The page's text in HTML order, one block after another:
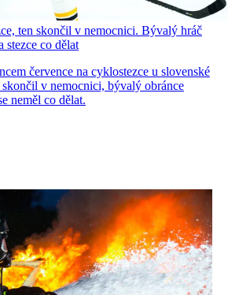
ten skončil v nemocnici. Bývalý hráč
stezce co dělat
července na cyklostezce u slovenské
v nemocnici, bývalý obránce
neměl co dělat.